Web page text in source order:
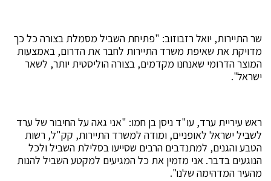
שר התיירות, יואל רזבוזוב: "פתיחת השביל מסמלת בצורה כל כך
מדויקת את שאיפת משרד התיירות לחבר את הדרום, באמצעות
המוצר הדרומי שאנחנו מקדמים, בצורה הוליסטית יותר, לשאר
ישראל".
ראש עיריית ערד, עו"ד ניסן בן חמו: "אני גאה על החיבור של ערד
לשביל ישראל לאופניים, ומודה למשרד התיירות, קק"ל, רשות
הטבע והגנים, למתנדבים הרבים שסייעו בסלילת השביל ולכל
הנוגעים בדבר. אני מזמין את כל המגיעים למקטע השביל להנות
מהעיר המדהימה שלנו".